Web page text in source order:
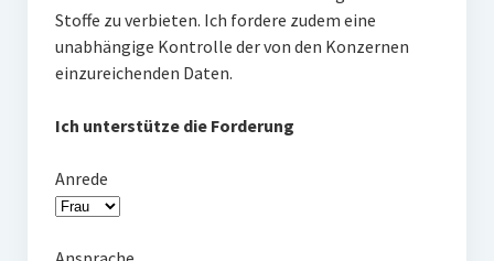
Stoffe zu verbieten. Ich fordere zudem eine
unabhängige Kontrolle der von den Konzernen
einzureichenden Daten.
Ich unterstütze die Forderung
Anrede